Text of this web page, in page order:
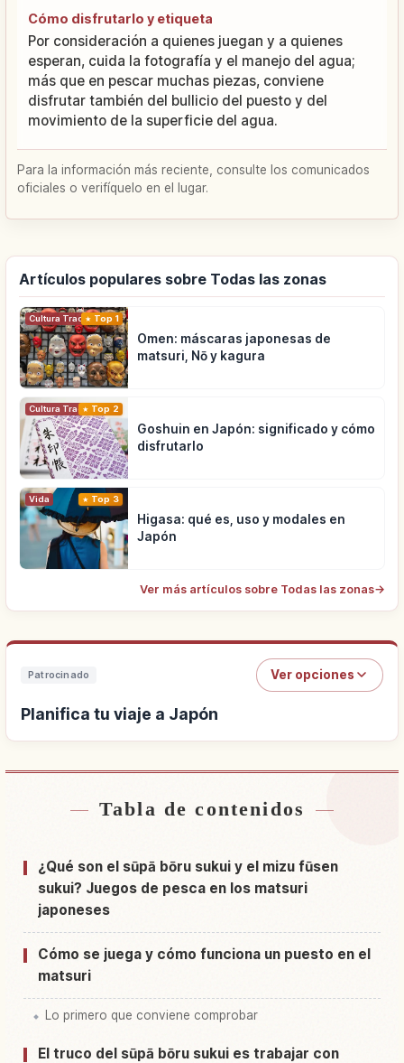
Cómo disfrutarlo y etiqueta
Por consideración a quienes juegan y a quienes
esperan, cuida la fotografía y el manejo del agua;
más que en pescar muchas piezas, conviene
disfrutar también del bullicio del puesto y del
movimiento de la superficie del agua.
Para la información más reciente, consulte los comunicados
oficiales o verifíquelo en el lugar.
Artículos populares sobre Todas las zonas
Cultura Tradicional
Top 1
Omen: máscaras japonesas de
matsuri, Nō y kagura
Cultura Tradicional
Top 2
Goshuin en Japón: significado y cómo
disfrutarlo
Vida Top 3
Higasa: qué es, uso y modales en
Japón
Ver más artículos sobre Todas las zonas→
Patrocinado Ver opciones
Planifica tu viaje a Japón
Buscar alojamiento cerca de Japón ↗
Buscar experiencias en Japón ↗
Tabla de contenidos
¿Qué son el sūpā bōru sukui y el mizu fūsen
sukui? Juegos de pesca en los matsuri
japoneses
Cómo se juega y cómo funciona un puesto en el
matsuri
Lo primero que conviene comprobar
El truco del sūpā bōru sukui es trabajar con